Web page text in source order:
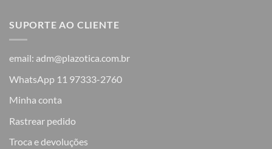
SUPORTE AO CLIENTE
email: adm@plazotica.com.br
WhatsApp 11 97333-2760
Minha conta
Rastrear pedido
Troca e devoluções